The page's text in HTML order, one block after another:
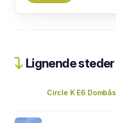
Lignende steder
Circle K E6 Dombås